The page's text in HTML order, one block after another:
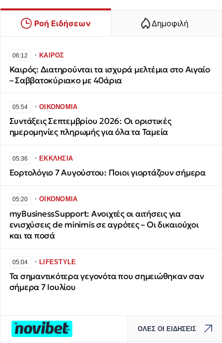
Ροή Ειδήσεων Δημοφιλή
06:12 ∙ΚΑΙΡΟΣ
Καιρός: Διατηρούνται τα ισχυρά μελτέμια στο Αιγαίο
– Σαββατοκύριακο με 40άρια
05:54 ∙ΟΙΚΟΝΟΜΙΑ
Συντάξεις Σεπτεμβρίου 2026: Οι οριστικές
ημερομηνίες πληρωμής για όλα τα Ταμεία
05:36 ∙ΕΚΚΛΗΣΙΑ
Εορτολόγιο 7 Αυγούστου: Ποιοι γιορτάζουν σήμερα
05:20 ∙ΟΙΚΟΝΟΜΙΑ
myBusinessSupport: Ανοιχτές οι αιτήσεις για
ενισχύσεις de minimis σε αγρότες – Οι δικαιούχοι
και τα ποσά
05:04 ∙LIFESTYLE
Τα σημαντικότερα γεγονότα που σημειώθηκαν σαν
σήμερα 7 Ιουλίου
ΟΛΕΣ ΟΙ ΕΙΔΗΣΕΙΣ